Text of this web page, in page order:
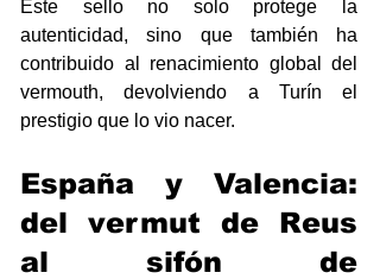
Este sello no solo protege la
autenticidad, sino que también ha
contribuido al renacimiento global del
vermouth, devolviendo a Turín el
prestigio que lo vio nacer.
España y Valencia:
del vermut de Reus
al sifón de